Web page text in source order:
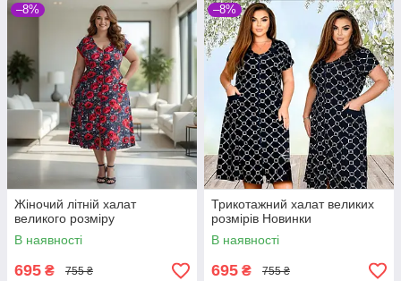
–8%
Жіночий літній халат
великого розміру
В наявності
695 ₴ 755 ₴
–8%
Трикотажний халат великих
розмірів Новинки
В наявності
695 ₴ 755 ₴